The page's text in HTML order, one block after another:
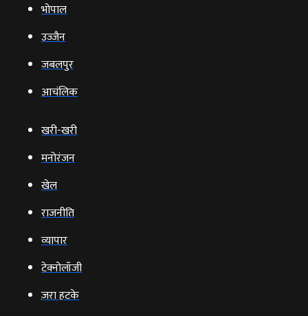
भोपाल
उज्‍जैन
जबलपुर
आचंलिक
खरी-खरी
मनोरंजन
खेल
राजनीति
व्‍यापार
टेक्‍नोलॉजी
ज़रा हटके